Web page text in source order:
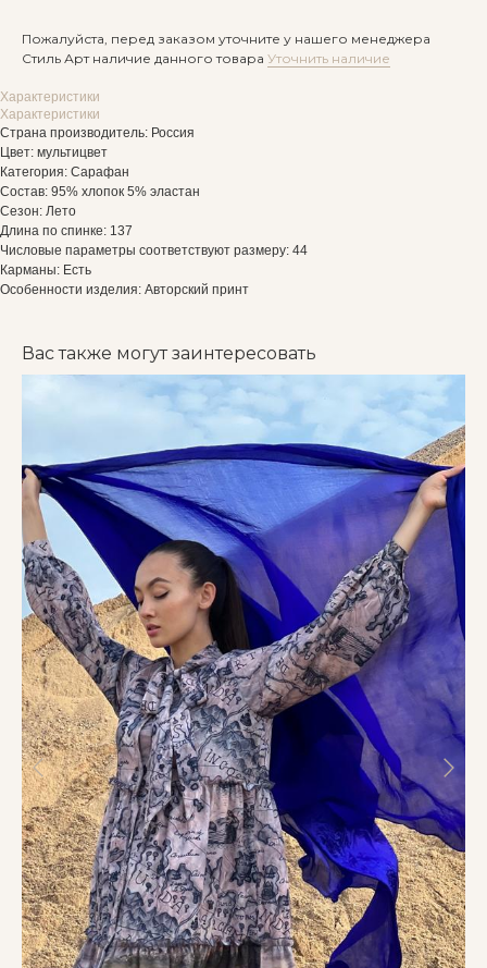
Пожалуйста, перед заказом уточните у нашего менеджера
Стиль Арт наличие данного товара Уточнить наличие
Характеристики
Характеристики
Страна производитель: Россия
Цвет: мультицвет
Категория: Сарафан
Состав: 95% хлопок 5% эластан
Сезон: Лето
Длина по спинке: 137
Числовые параметры соответствуют размеру: 44
Карманы: Есть
Особенности изделия: Авторский принт
Вас также могут заинтересовать
ИП Новикова Светлана Владимировна
ОГРНИП 321673300029012
ИНН 672206316203
Способы оплаты:
Доставка по России
Каталог
О нас
Контакты